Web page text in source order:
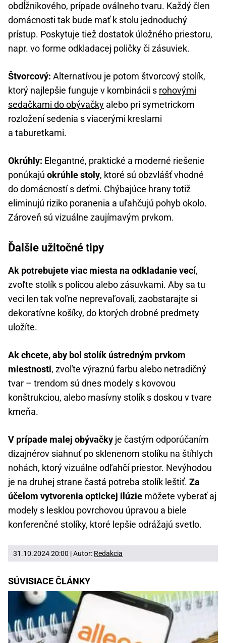
obdĺžnikového, prípade oválneho tvaru. Každý člen
domácnosti tak bude mať k stolu jednoduchý
prístup. Poskytuje tiež dostatok úložného priestoru,
napr. vo forme odkladacej poličky či zásuviek.
Štvorcový: Alternatívou je potom štvorcový stolík,
ktorý najlepšie funguje v kombinácii s rohovými
sedačkami do obývačky alebo pri symetrickom
rozložení sedenia s viacerými kreslami
a taburetkami.
Okrúhly: Elegantné, praktické a moderné riešenie
ponúkajú okrúhle stoly, ktoré sú obzvlášť vhodné
do domácností s deťmi. Chýbajúce hrany totiž
eliminujú riziko poranenia a uľahčujú pohyb okolo.
Zároveň sú vizuálne zaujímavým prvkom.
Ďalšie užitočné tipy
Ak potrebujete viac miesta na odkladanie vecí,
zvoľte stolík s policou alebo zásuvkami. Aby sa tu
veci len tak voľne neprevaľovali, zaobstarajte si
dekoratívne košíky, do ktorých drobné predmety
uložíte.
Ak chcete, aby bol stolík ústredným prvkom
miestnosti, zvoľte výraznú farbu alebo netradičný
tvar – trendom sú dnes modely s kovovou
konštrukciou, alebo masívny stolík s doskou v tvare
kmeňa.
V prípade malej obývačky je častým odporúčaním
dizajnérov siahnuť po sklenenom stolíku na štíhlych
nohách, ktorý vizuálne odľahčí priestor. Nevýhodou
je na druhej strane častá potreba stolík leštiť. Za
účelom vytvorenia optickej ilúzie môžete vyberať aj
modely s lesklou povrchovou úpravou a biele
konferenčné stolíky, ktoré lepšie odrážajú svetlo.
31.10.2024 20:00 | Autor: Redakcia
SÚVISIACE ČLÁNKY